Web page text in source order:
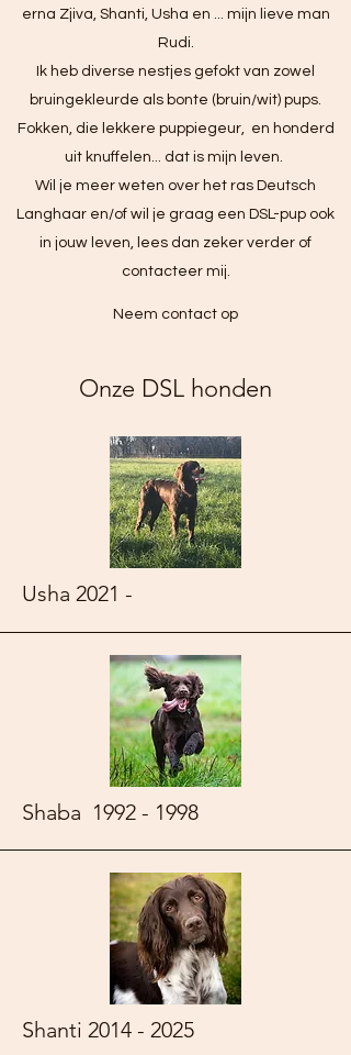
erna Zjiva, Shanti, Usha en ... mijn lieve man
Rudi.
Ik heb diverse nestjes gefokt van zowel
bruingekleurde als bonte (bruin/wit) pups.
Fokken, die lekkere puppiegeur, en honderd
uit knuffelen... dat is mijn leven.
Wil je meer weten over het ras Deutsch
Langhaar en/of wil je graag een DSL-pup ook
in jouw leven, lees dan zeker verder of
contacteer mij.
Neem contact op
Onze DSL honden
Usha 2021 -
Shaba 1992 - 1998
Shanti 2014 - 2025